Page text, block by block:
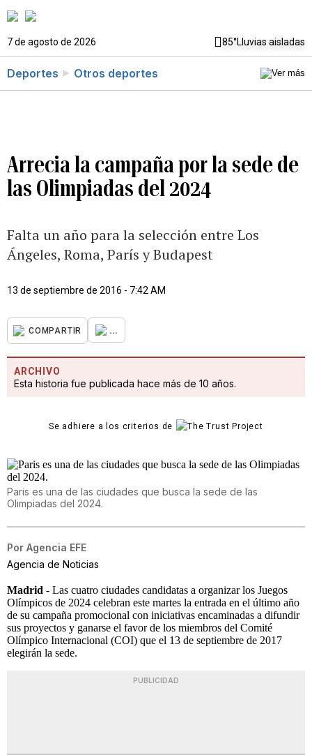
7 de agosto de 2026 85°Lluvias aisladas
Deportes Otros deportes
Arrecia la campaña por la sede de
las Olimpiadas del 2024
Falta un año para la selección entre Los
Ángeles, Roma, París y Budapest
13 de septiembre de 2016 - 7:42 AM
COMPARTIR ...
ARCHIVO
Esta historia fue publicada hace más de 10 años.
Se adhiere a los criterios de
Paris es una de las ciudades que busca la sede de las
Olimpiadas del 2024.
Por Agencia EFE
Agencia de Noticias
Madrid - Las cuatro ciudades candidatas a organizar los Juegos
Olímpicos de 2024 celebran este martes la entrada en el último año
de su campaña promocional con iniciativas encaminadas a difundir
sus proyectos y ganarse el favor de los miembros del Comité
Olímpico Internacional (COI) que el 13 de septiembre de 2017
elegirán la sede.
PUBLICIDAD